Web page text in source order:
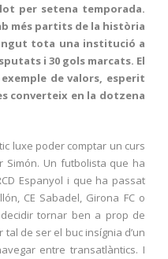
per setena temporada.
més partits de la història
tota una institució a
i 30 gols marcats. El
de valors, esperit
converteix en la dotzena
luxe poder comptar un curs
Simón. Un futbolista que ha
Espanyol i que ha passat
CE Sabadel, Girona FC o
decidir tornar ben a prop de
de ser el buc insígnia d’un
entre transatlàntics. I